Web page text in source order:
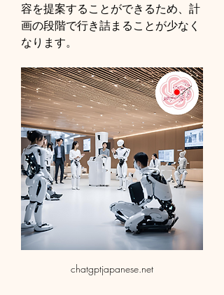
容を提案することができるため、計
画の段階で行き詰まることが少なく
なります。
chatgptjapanese.net